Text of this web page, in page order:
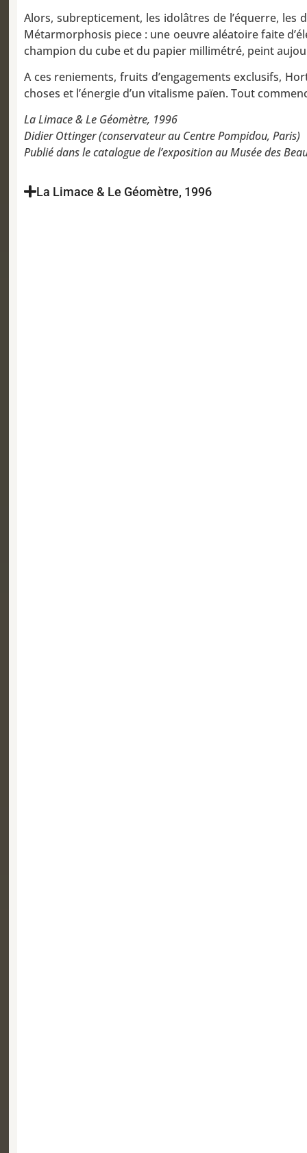
Alors, subrepticement, les idolâtres de l’équerre,
Métarmorphosis piece : une oeuvre aléatoire faite
champion du cube et du papier millimétré, peint
A ces reniements, fruits d’engagements exclusifs,
choses et l’énergie d’un vitalisme païen. Tout
La Limace & Le Géomètre, 1996
Didier Ottinger (conservateur au Centre Pompidou, Paris)
Publié dans le catalogue de l’exposition au Musée des
La Limace & Le Géomètre, 1996